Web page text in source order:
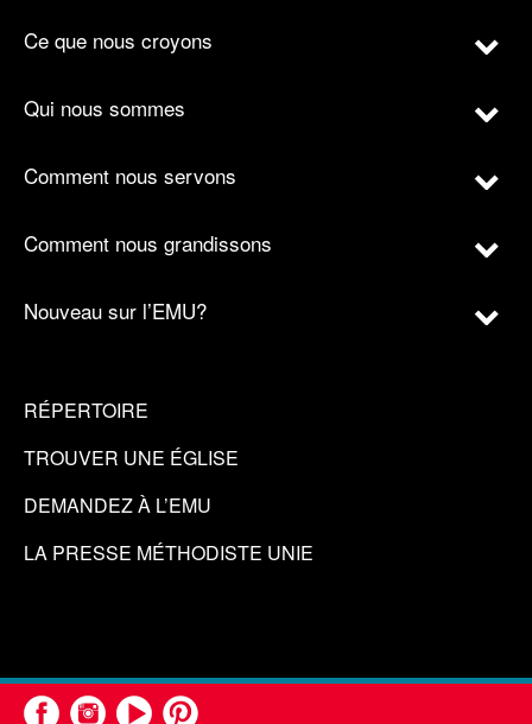
Ce que nous croyons
Qui nous sommes
Comment nous servons
Comment nous grandissons
Nouveau sur l’EMU?
RÉPERTOIRE
TROUVER UNE ÉGLISE
DEMANDEZ À L’EMU
LA PRESSE MÉTHODISTE UNIE